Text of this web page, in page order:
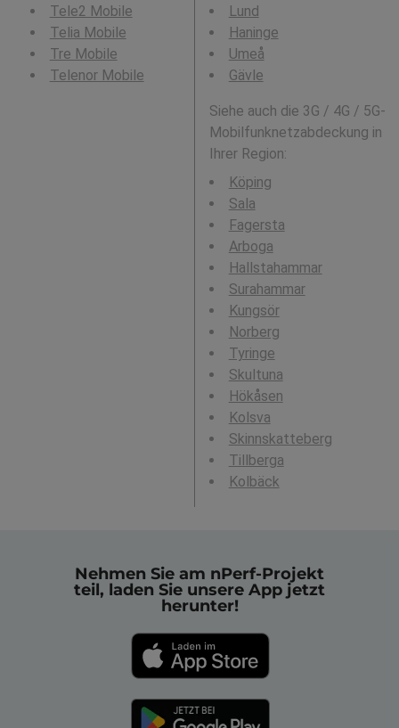
Tele2 Mobile
Telia Mobile
Tre Mobile
Telenor Mobile
Lund
Haninge
Umeå
Gävle
Siehe auch die 3G / 4G / 5G-
Mobilfunknetzabdeckung in
Ihrer Region:
Köping
Sala
Fagersta
Arboga
Hallstahammar
Surahammar
Kungsör
Norberg
Tyringe
Skultuna
Hökåsen
Kolsva
Skinnskatteberg
Tillberga
Kolbäck
Nehmen Sie am nPerf-Projekt
teil, laden Sie unsere App jetzt
herunter!